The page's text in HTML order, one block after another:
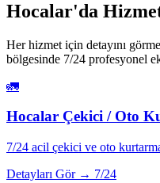
Hocalar'da
Her hizmet için detayını
bölgesinde 7/24 profesyonel
🚛
Hocalar Çekici / Oto
7/24 acil çekici ve oto
Detayları Gör → 7/24